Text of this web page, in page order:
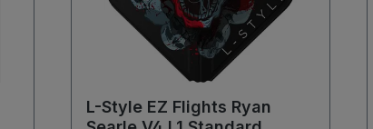
L-Style EZ Flights Ryan